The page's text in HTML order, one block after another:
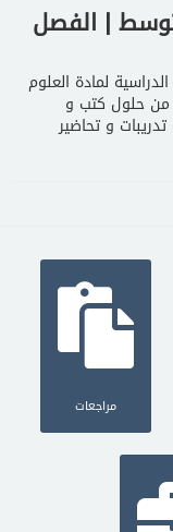
| الفصل
لمادة العلوم
من حلول كتب و
و تحاضير
مراجعات